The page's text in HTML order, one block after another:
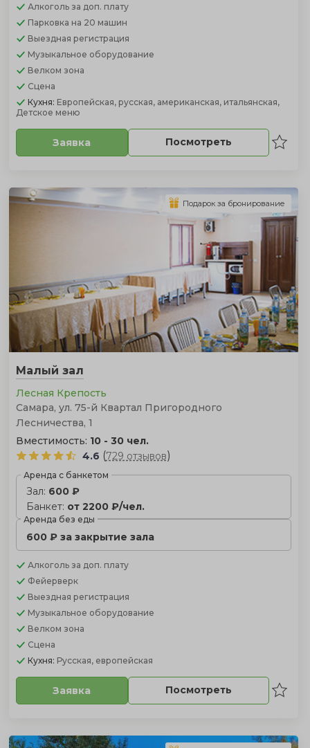
Алкоголь за доп. плату
Парковка на 20 машин
Выездная регистрация
Музыкальное оборудование
Велком зона
Сцена
Кухня: Европейская, русская, американская, итальянская,
Детское меню
Заявка Посмотреть
Малый зал
Лесная Крепость
Самара, ул. 75-й Квартал Пригородного
Лесничества, 1
Вместимость: 10 - 30 чел.
4.6 (729 отзывов)
Аренда с банкетом
Зал: 600 ₽
Банкет: от 2200 ₽/чел.
Аренда без еды
600 ₽ за закрытие зала
Алкоголь за доп. плату
Фейерверк
Выездная регистрация
Музыкальное оборудование
Велком зона
Сцена
Кухня: Русская, европейская
Заявка Посмотреть
Подарок за бронирование